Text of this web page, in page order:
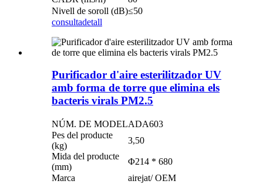
Nivell de soroll (dB)≤50
consultadetall
Purificador d'aire esterilitzador UV
amb forma de torre que elimina els
bacteris virals PM2.5
NÚM. DE MODELADA603
Pes del producte
(kg)
3,50
Mida del producte
(mm)
Φ214 * 680
Marca
airejat/ OEM